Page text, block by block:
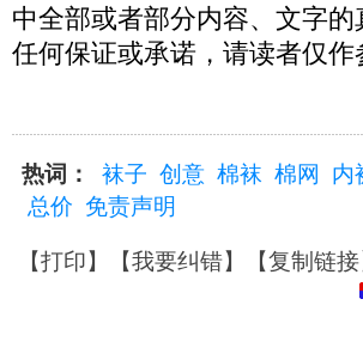
中全部或者部分内容、文字
任何保证或承诺，请读者仅
热词： 袜子 创意 棉袜 棉网 内
总价 免责声明
【打印】【我要纠错】【复制链接